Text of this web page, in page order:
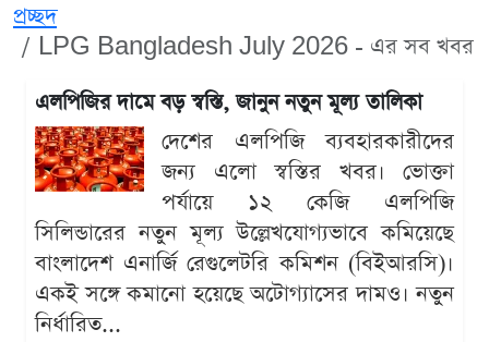
প্রচ্ছদ
LPG Bangladesh July 2026 - এর সব খবর
এলপিজির দামে বড় স্বস্তি, জানুন নতুন মূল্য তালিকা
দেশের এলপিজি ব্যবহারকারীদের
জন্য এলো স্বস্তির খবর। ভোক্তা
পর্যায়ে ১২ কেজি এলপিজি
সিলিন্ডারের নতুন মূল্য উল্লেখযোগ্যভাবে কমিয়েছে
বাংলাদেশ এনার্জি রেগুলেটরি কমিশন (বিইআরসি)।
একই সঙ্গে কমানো হয়েছে অটোগ্যাসের দামও। নতুন
নির্ধারিত...